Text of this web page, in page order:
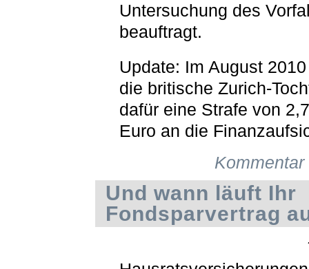
Untersuchung des
beauftragt.
Update: Im August
die britische Zurich-
dafür eine Strafe von
Euro an die
Und wann läuft Ihr
Fondsparvertrag